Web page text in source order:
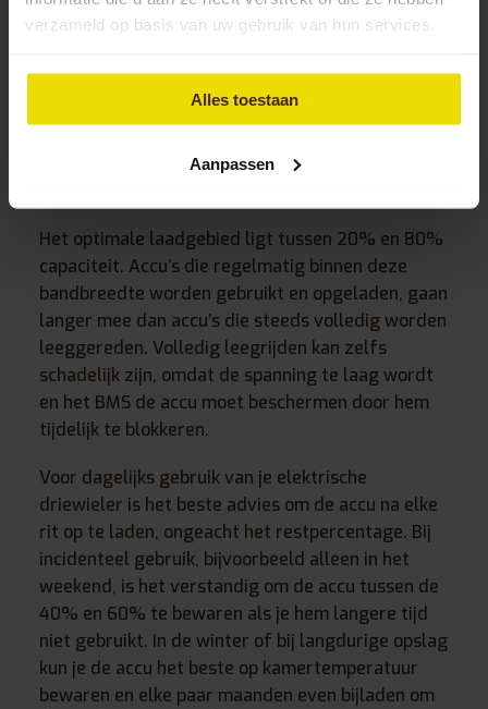
verzameld op basis van uw gebruik van hun services.
Alles toestaan
Aanpassen
Voor moderne lithium-ionaccu’s is regelmatig
geldt niet voor deze technologie. Je kunt je accu
deze nog voor 70% gevuld is. Dit verlengt zelfs
Het optimale laadgebied ligt tussen 20% en 80%
capaciteit. Accu’s die regelmatig binnen deze
bandbreedte worden gebruikt en opgeladen, gaan
langer mee dan accu’s die steeds volledig worden
leeggereden. Volledig leegrijden kan zelfs
schadelijk zijn, omdat de spanning te laag wordt
en het BMS de accu moet beschermen door hem
tijdelijk te blokkeren.
Voor dagelijks gebruik van je elektrische
driewieler is het beste advies om de accu na elke
rit op te laden, ongeacht het restpercentage. Bij
incidenteel gebruik, bijvoorbeeld alleen in het
weekend, is het verstandig om de accu tussen de
40% en 60% te bewaren als je hem langere tijd
niet gebruikt. In de winter of bij langdurige opslag
kun je de accu het beste op kamertemperatuur
bewaren en elke paar maanden even bijladen om